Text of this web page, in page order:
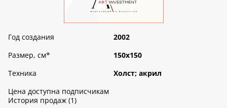
Год создания
2002
Размер, см*
150х150
Техника
Холст; акрил
Цена доступна подписчикам
История продаж (1)